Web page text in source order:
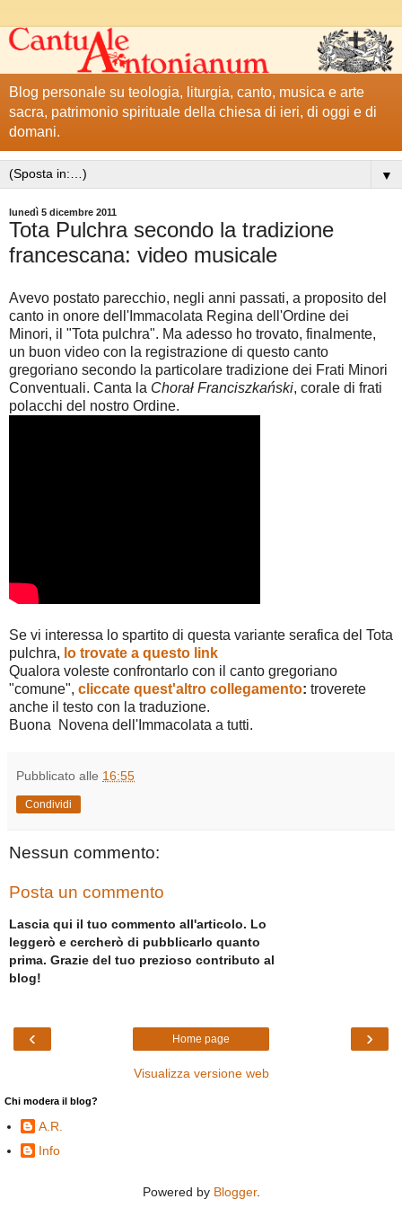
Blog personale su teologia, liturgia, canto, musica e arte
sacra, patrimonio spirituale della chiesa di ieri, di oggi e di
domani.
▼
lunedì 5 dicembre 2011
Tota Pulchra secondo la tradizione
francescana: video musicale
Avevo postato parecchio, negli anni passati, a proposito del
canto in onore dell'Immacolata Regina dell'Ordine dei
Minori, il "Tota pulchra". Ma adesso ho trovato, finalmente,
un buon video con la registrazione di questo canto
gregoriano secondo la particolare tradizione dei Frati Minori
Conventuali. Canta la Chorał Franciszkański, corale di frati
polacchi del nostro Ordine.
Se vi interessa lo spartito di questa variante serafica del Tota
pulchra, lo trovate a questo link
Qualora voleste confrontarlo con il canto gregoriano
"comune", cliccate quest'altro collegamento: troverete
anche il testo con la traduzione.
Buona Novena dell'Immacolata a tutti.
Pubblicato alle 16:55
Condividi
Nessun commento:
Posta un commento
Lascia qui il tuo commento all'articolo. Lo
leggerò e cercherò di pubblicarlo quanto
prima. Grazie del tuo prezioso contributo al
blog!
‹ ›
Home page
Visualizza versione web
Chi modera il blog?
A.R.
Info
Powered by Blogger.